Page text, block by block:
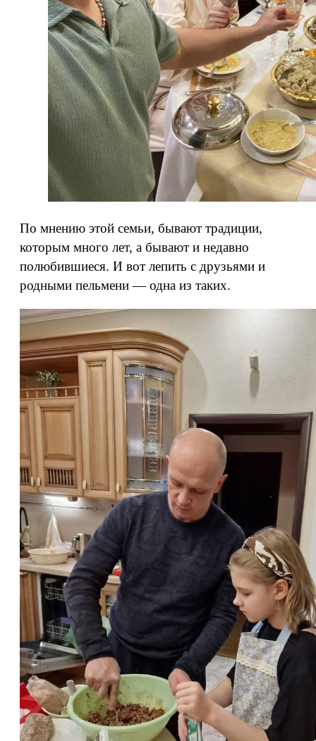
По мнению этой семьи, бывают традиции,
которым много лет, а бывают и недавно
полюбившиеся. И вот лепить с друзьями и
родными пельмени — одна из таких.